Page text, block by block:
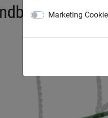
Marketing
Tornetz